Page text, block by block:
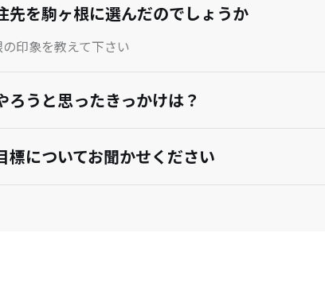
先を駒ヶ根に選んだのでしょうか
印象を教えて下さい
ろうと思ったきっかけは？
標についてお聞かせください